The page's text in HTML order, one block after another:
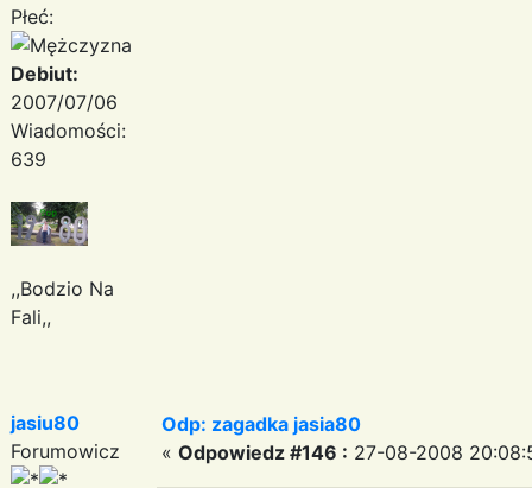
Płeć:
Debiut:
2007/07/06
Wiadomości:
639
,,Bodzio Na
Fali,,
jasiu80
Forumowicz
Odp: zagadka jasia80
« Odpowiedz #146 : 27-08-2008